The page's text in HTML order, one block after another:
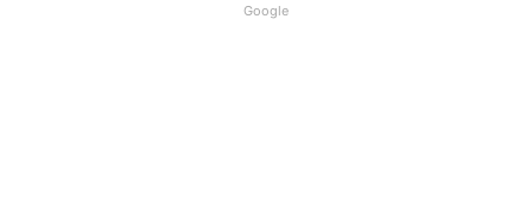
Google